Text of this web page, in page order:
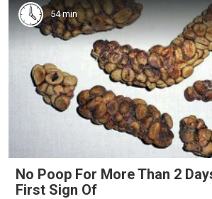
54 min
No Poop For More Than 2
First Sign Of